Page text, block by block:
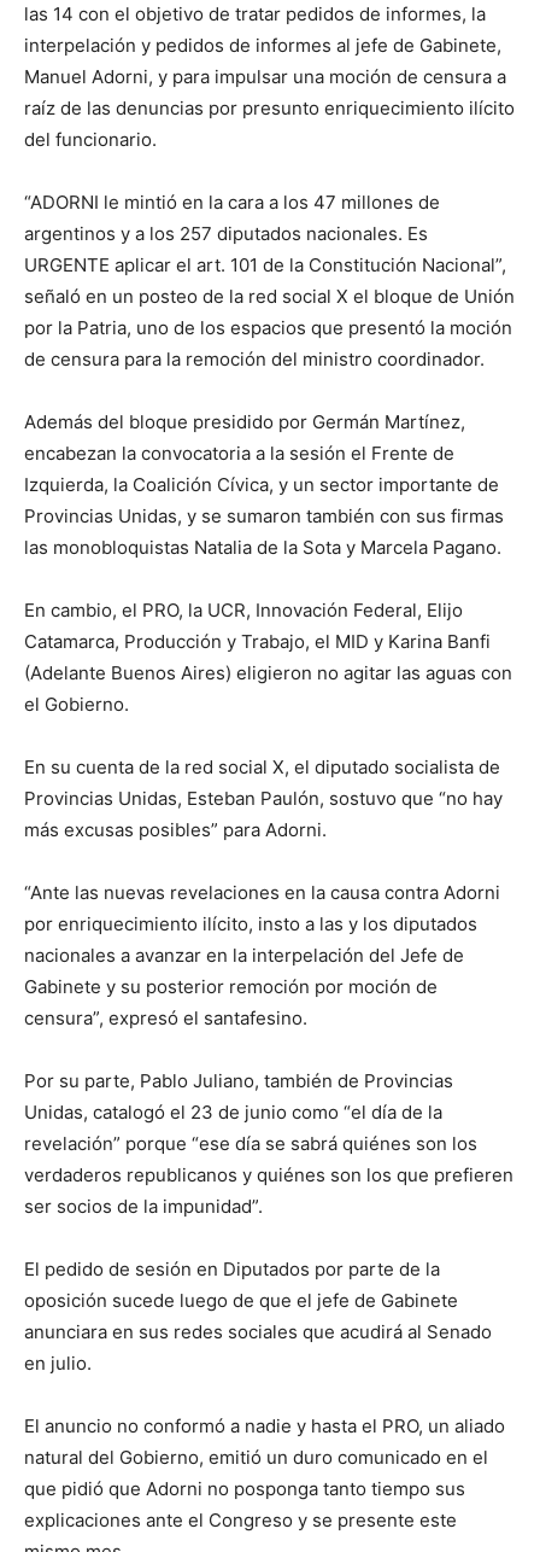
las 14 con el objetivo de tratar pedidos de informes, la
interpelación y pedidos de informes al jefe de Gabinete,
Manuel Adorni, y para impulsar una moción de censura a
raíz de las denuncias por presunto enriquecimiento ilícito
del funcionario.
“ADORNI le mintió en la cara a los 47 millones de
argentinos y a los 257 diputados nacionales. Es
URGENTE aplicar el art. 101 de la Constitución Nacional”,
señaló en un posteo de la red social X el bloque de Unión
por la Patria, uno de los espacios que presentó la moción
de censura para la remoción del ministro coordinador.
Además del bloque presidido por Germán Martínez,
encabezan la convocatoria a la sesión el Frente de
Izquierda, la Coalición Cívica, y un sector importante de
Provincias Unidas, y se sumaron también con sus firmas
las monobloquistas Natalia de la Sota y Marcela Pagano.
En cambio, el PRO, la UCR, Innovación Federal, Elijo
Catamarca, Producción y Trabajo, el MID y Karina Banfi
(Adelante Buenos Aires) eligieron no agitar las aguas con
el Gobierno.
En su cuenta de la red social X, el diputado socialista de
Provincias Unidas, Esteban Paulón, sostuvo que “no hay
más excusas posibles” para Adorni.
“Ante las nuevas revelaciones en la causa contra Adorni
por enriquecimiento ilícito, insto a las y los diputados
nacionales a avanzar en la interpelación del Jefe de
Gabinete y su posterior remoción por moción de
censura”, expresó el santafesino.
Por su parte, Pablo Juliano, también de Provincias
Unidas, catalogó el 23 de junio como “el día de la
revelación” porque “ese día se sabrá quiénes son los
verdaderos republicanos y quiénes son los que prefieren
ser socios de la impunidad”.
El pedido de sesión en Diputados por parte de la
oposición sucede luego de que el jefe de Gabinete
anunciara en sus redes sociales que acudirá al Senado
en julio.
El anuncio no conformó a nadie y hasta el PRO, un aliado
natural del Gobierno, emitió un duro comunicado en el
que pidió que Adorni no posponga tanto tiempo sus
explicaciones ante el Congreso y se presente este